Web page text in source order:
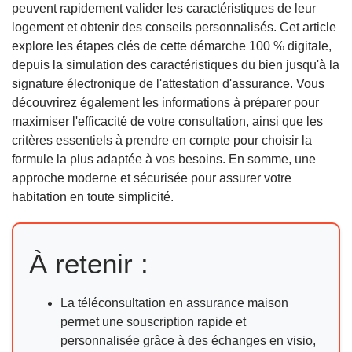
peuvent rapidement valider les caractéristiques de leur
logement et obtenir des conseils personnalisés. Cet article
explore les étapes clés de cette démarche 100 % digitale,
depuis la simulation des caractéristiques du bien jusqu'à la
signature électronique de l'attestation d'assurance. Vous
découvrirez également les informations à préparer pour
maximiser l'efficacité de votre consultation, ainsi que les
critères essentiels à prendre en compte pour choisir la
formule la plus adaptée à vos besoins. En somme, une
approche moderne et sécurisée pour assurer votre
habitation en toute simplicité.
À retenir :
La téléconsultation en assurance maison
permet une souscription rapide et
personnalisée grâce à des échanges en visio,